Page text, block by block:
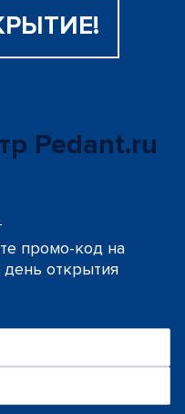
Pedant.ru
промо-код на
открытия